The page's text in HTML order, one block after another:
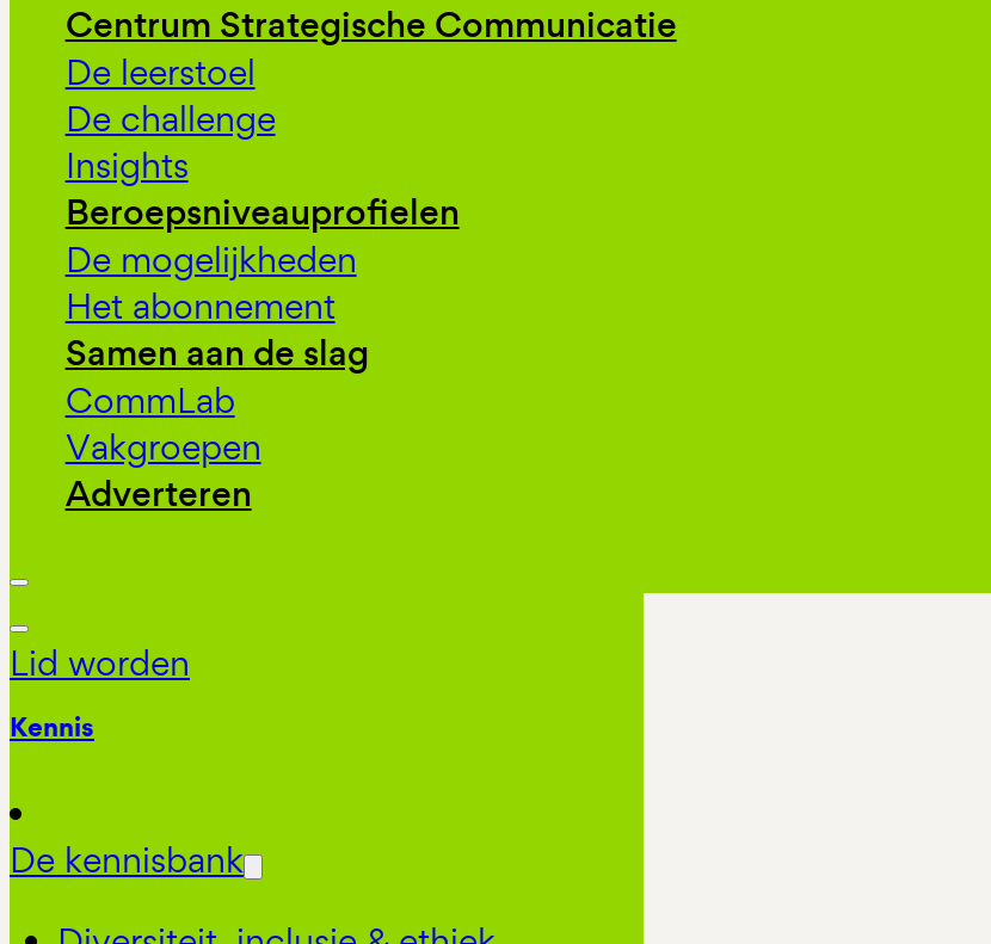
Centrum Strategische Communicatie
De leerstoel
De challenge
Insights
Beroepsniveauprofielen
De mogelijkheden
Het abonnement
Samen aan de slag
CommLab
Vakgroepen
Adverteren
Lid worden
Kennis
De kennisbank